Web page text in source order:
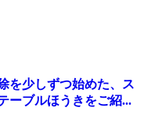
を少しずつ始めた、ス
ーブルほうきをご紹...